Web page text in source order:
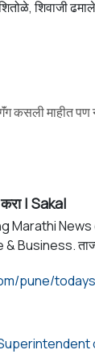
शिवाजी
कसली माहीत
| Sakal
Marathi
ताज्या